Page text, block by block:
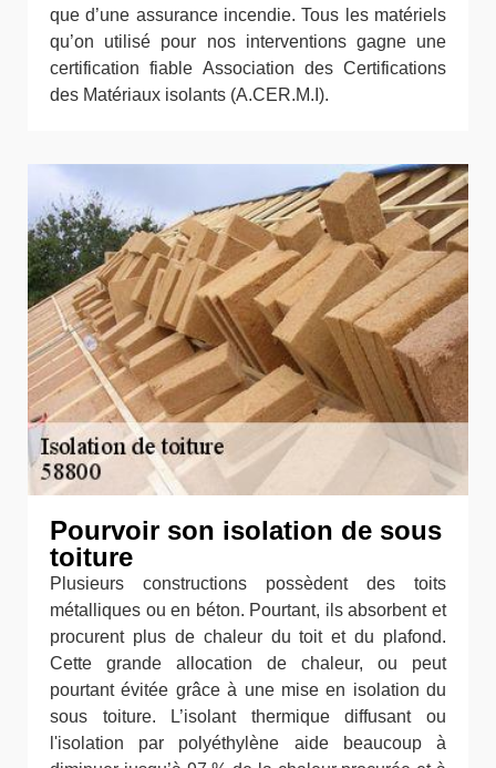
que d’une assurance incendie. Tous les matériels
qu’on utilisé pour nos interventions gagne une
certification fiable Association des Certifications
des Matériaux isolants (A.CER.M.I).
Pourvoir son isolation de sous
toiture
Plusieurs constructions possèdent des toits
métalliques ou en béton. Pourtant, ils absorbent et
procurent plus de chaleur du toit et du plafond.
Cette grande allocation de chaleur, ou peut
pourtant évitée grâce à une mise en isolation du
sous toiture. L’isolant thermique diffusant ou
l'isolation par polyéthylène aide beaucoup à